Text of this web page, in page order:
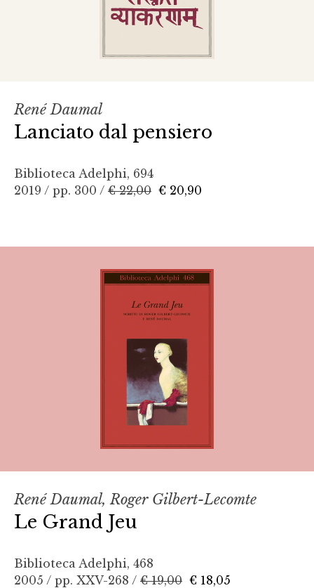
René Daumal
Lanciato dal pensiero
Biblioteca Adelphi, 694
2019 / pp. 300 / € 22,00 € 20,90
René Daumal, Roger Gilbert-Lecomte
Le Grand Jeu
Biblioteca Adelphi, 468
2005 / pp. XXV-268 / € 19,00 € 18,05